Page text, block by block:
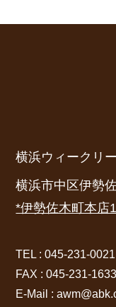
横浜ウィークリ
横浜市中区伊勢
*伊勢佐木町本店
TEL : 045-231-0021
FAX : 045-231-1633
E-Mail :